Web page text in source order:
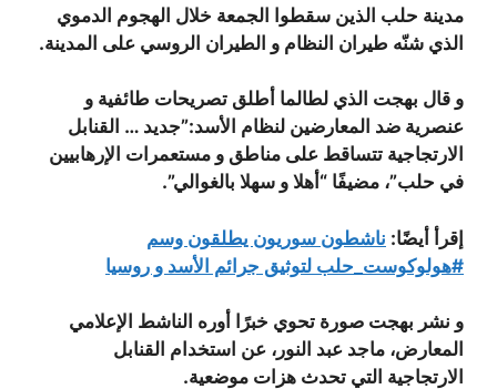
مدينة حلب الذين سقطوا الجمعة خلال الهجوم الدموي
الذي شنّه طيران النظام و الطيران الروسي على المدينة.
و قال بهجت الذي لطالما أطلق تصريحات طائفية و
عنصرية ضد المعارضين لنظام الأسد:”جديد … القنابل
الارتجاجية تتساقط على مناطق و مستعمرات الإرهابيين
في حلب”، مضيفًا “أهلا و سهلا بالغوالي”.
إقرأ أيضًا: ناشطون سوريون يطلقون وسم
#هولوكوست_حلب لتوثيق جرائم الأسد و روسيا
و نشر بهجت صورة تحوي خبرًا أوره الناشط الإعلامي
المعارض، ماجد عبد النور، عن استخدام القنابل
الارتجاجية التي تحدث هزات موضعية.